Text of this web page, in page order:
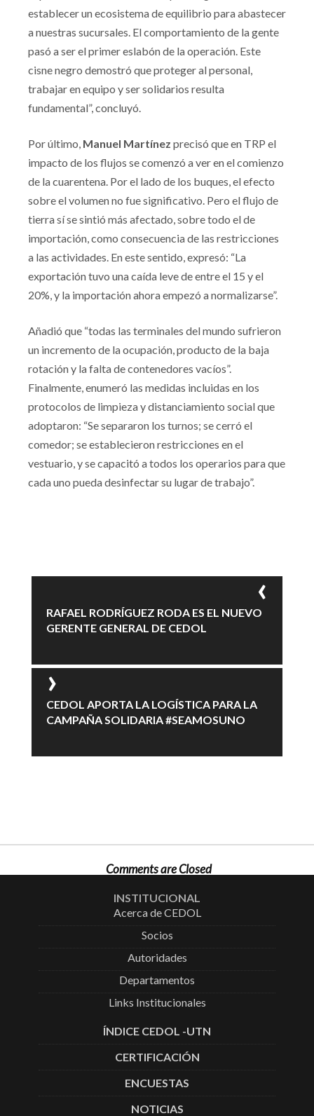
establecer un ecosistema de equilibrio para abastecer
a nuestras sucursales. El comportamiento de la gente
pasó a ser el primer eslabón de la operación. Este
cisne negro demostró que proteger al personal,
trabajar en equipo y ser solidarios resulta
fundamental”, concluyó.
Por último, Manuel Martínez precisó que en TRP el
impacto de los flujos se comenzó a ver en el comienzo
de la cuarentena. Por el lado de los buques, el efecto
sobre el volumen no fue significativo. Pero el flujo de
tierra sí se sintió más afectado, sobre todo el de
importación, como consecuencia de las restricciones
a las actividades. En este sentido, expresó: “La
exportación tuvo una caída leve de entre el 15 y el
20%, y la importación ahora empezó a normalizarse”.
Añadió que “todas las terminales del mundo sufrieron
un incremento de la ocupación, producto de la baja
rotación y la falta de contenedores vacíos”.
Finalmente, enumeró las medidas incluidas en los
protocolos de limpieza y distanciamiento social que
adoptaron: “Se separaron los turnos; se cerró el
comedor; se establecieron restricciones en el
vestuario, y se capacitó a todos los operarios para que
cada uno pueda desinfectar su lugar de trabajo”.
RAFAEL RODRÍGUEZ RODA ES EL NUEVO
GERENTE GENERAL DE CEDOL
CEDOL APORTA LA LOGÍSTICA PARA LA
CAMPAÑA SOLIDARIA #SEAMOSUNO
Comments are Closed
INSTITUCIONAL
Acerca de CEDOL
Socios
Autoridades
Departamentos
Links Institucionales
ÍNDICE CEDOL -UTN
CERTIFICACIÓN
ENCUESTAS
NOTICIAS